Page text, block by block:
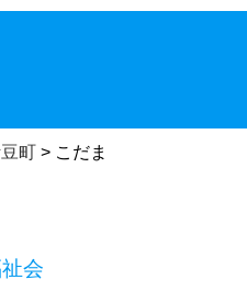
町 > こだま
会